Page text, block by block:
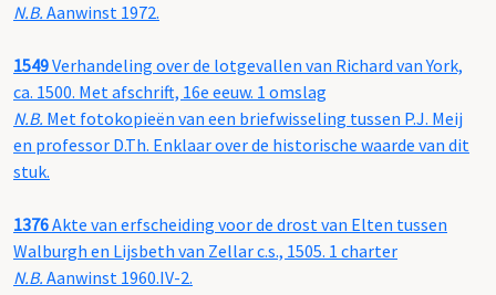
N.B. Aanwinst 1972.
1549Verhandeling over de lotgevallen van Richard van York,
ca. 1500. Met afschrift, 16e eeuw. 1 omslag
N.B. Met fotokopieën van een briefwisseling tussen P.J. Meij
en professor D.Th. Enklaar over de historische waarde van dit
stuk.
1376Akte van erfscheiding voor de drost van Elten tussen
Walburgh en Lijsbeth van Zellar c.s., 1505. 1 charter
N.B. Aanwinst 1960.IV-2.